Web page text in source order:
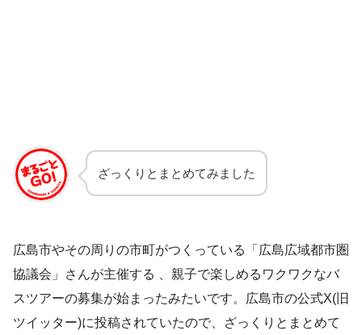
ざっくりとまとめてみました
広島市やその周りの市町がつくっている「広島広域都市圏
協議会」さんが主催する 、親子で楽しめるワクワクなバ
スツアーの募集が始まったみたいです。広島市の公式X(旧
ツイッター)に投稿されていたので、ざっくりとまとめて